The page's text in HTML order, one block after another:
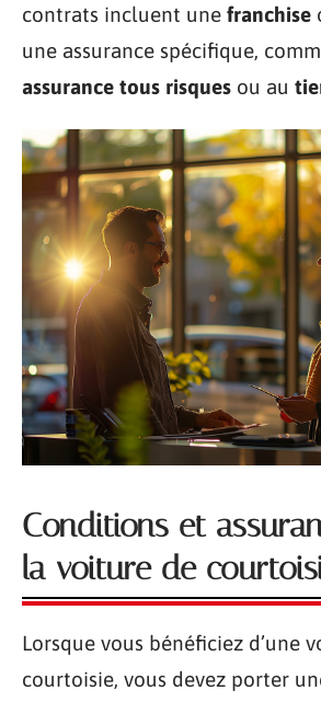
contrats incluent une franchise
une assurance spécifique,
assurance tous risques ou au
Conditions et
la voiture de
Lorsque vous bénéficiez d’une
courtoisie, vous devez porter